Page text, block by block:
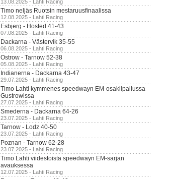
13.08.2025 - Lahti Racing
Timo neljäs Ruotsin mestaruusfinaalissa
12.08.2025 - Lahti Racing
Esbjerg - Hosted 41-43
07.08.2025 - Lahti Racing
Dackarna - Västervik 35-55
06.08.2025 - Lahti Racing
Ostrow - Tarnow 52-38
05.08.2025 - Lahti Racing
Indianerna - Dackarna 43-47
29.07.2025 - Lahti Racing
Timo Lahti kymmenes speedwayn EM-osakilpailussa
Gustrowissa
27.07.2025 - Lahti Racing
Smederna - Dackarna 64-26
23.07.2025 - Lahti Racing
Tarnow - Lodz 40-50
23.07.2025 - Lahti Racing
Poznan - Tarnow 62-28
23.07.2025 - Lahti Racing
Timo Lahti viidestoista speedwayn EM-sarjan
avauksessa
12.07.2025 - Lahti Racing